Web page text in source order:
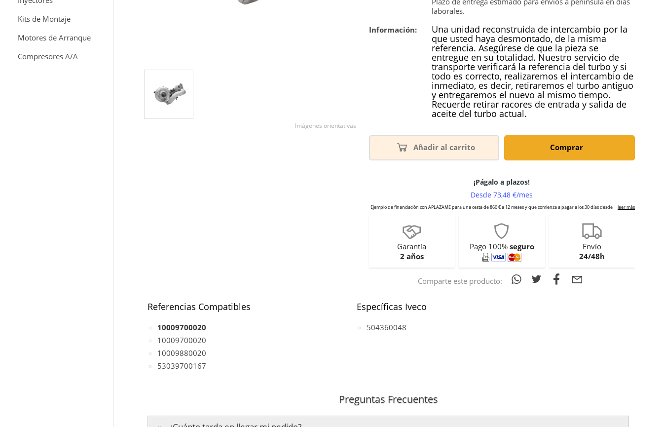
Kits de Montaje
Motores de Arranque
Compresores A/A
laborales.
Información:
Una unidad reconstruida de intercambio por la
que usted haya desmontado, de la misma
referencia. Asegúrese de que la pieza se
entregue en su totalidad. Nuestro servicio de
transporte verificará la referencia del turbo y si
todo es correcto, realizaremos el intercambio de
inmediato, es decir, retiraremos el turbo antiguo
y entregaremos el nuevo al mismo tiempo.
Recuerde retirar racores de entrada y salida de
aceite del turbo actual.
Añadir al carrito Comprar
Garantía
2 años
Pago 100% seguro
Envío
24/48h
Comparte este producto:
Imágenes orientativas
Referencias Compatibles
10009700020
10009700020
10009880020
53039700167
Específicas Iveco
504360048
Preguntas Frecuentes